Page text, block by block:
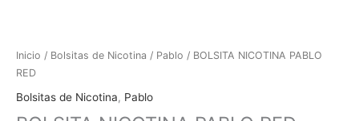
Inicio / Bolsitas de Nicotina / Pablo / BOLSITA NICOTINA PABLO
RED
Bolsitas de Nicotina, Pablo
BOLSITA
NICOTINA
PABLO